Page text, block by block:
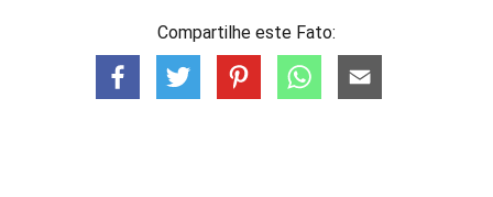
Compartilhe este Fato: